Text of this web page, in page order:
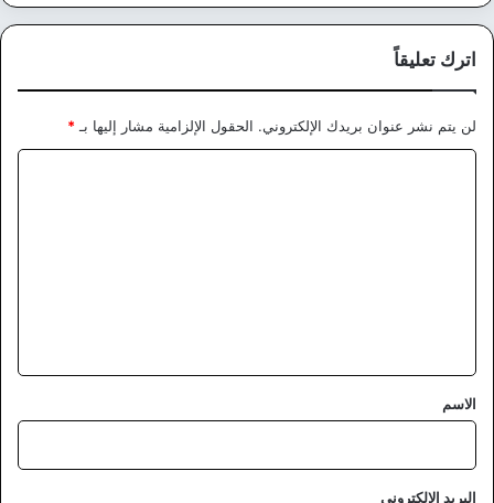
اترك تعليقاً
لن يتم نشر عنوان بريدك الإلكتروني. الحقول الإلزامية مشار إليها بـ*
*
الاسم
البريد الإلكتروني